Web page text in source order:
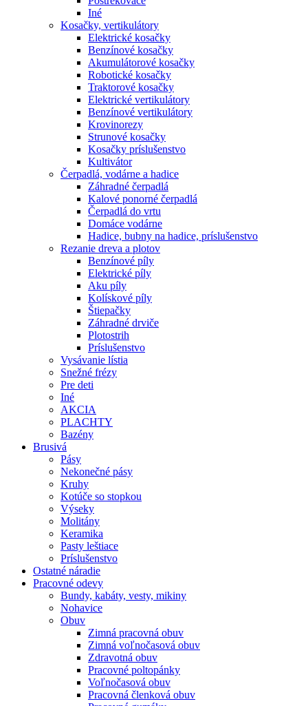
Iné
Kosačky, vertikulátory
Elektrické kosačky
Benzínové kosačky
Akumulátorové kosačky
Robotické kosačky
Traktorové kosačky
Elektrické vertikulátory
Benzínové vertikulátory
Krovinorezy
Strunové kosačky
Kosačky príslušenstvo
Kultivátor
Čerpadlá, vodárne a hadice
Záhradné čerpadlá
Kalové ponorné čerpadlá
Čerpadlá do vrtu
Domáce vodárne
Hadice, bubny na hadice, príslušenstvo
Rezanie dreva a plotov
Benzínové píly
Elektrické píly
Aku píly
Kolískové píly
Štiepačky
Záhradné drviče
Plotostrih
Príslušenstvo
Vysávanie lístia
Snežné frézy
Pre deti
Iné
AKCIA
PLACHTY
Bazény
Brusivá
Pásy
Nekonečné pásy
Kruhy
Kotúče so stopkou
Výseky
Molitány
Keramika
Pasty leštiace
Príslušenstvo
Ostatné náradie
Pracovné odevy
Bundy, kabáty, vesty, mikiny
Nohavice
Obuv
Zimná pracovná obuv
Zimná voľnočasová obuv
Zdravotná obuv
Pracovné poltopánky
Voľnočasová obuv
Pracovná členková obuv